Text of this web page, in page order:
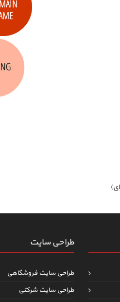
طراحی سایت
طراحی سایت فروشگاهی
طراحی سایت شرکتی